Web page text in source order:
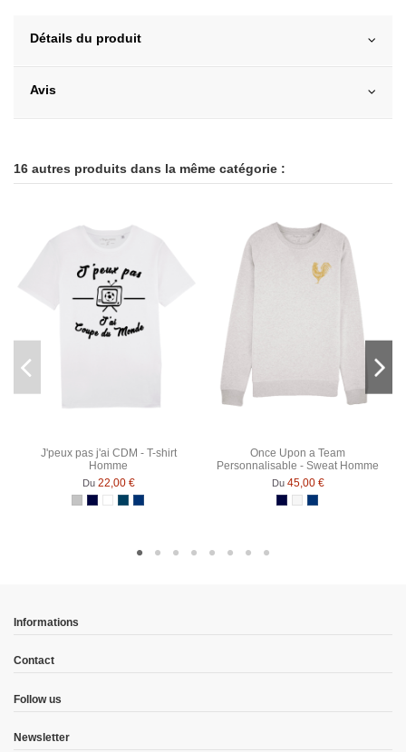
Détails du produit
Avis
16 autres produits dans la même catégorie :
J'peux pas j'ai CDM - T-shirt
Homme
Du 22,00 €
Gris Chiné
Bleu Marine
BlancDenimBleu Marine Chiné
Once Upon a Team
Personnalisable - Sweat Homme
Du 45,00 €
Bleu Marine
Blanc chiné
Bleu Marine Chiné
Informations
Contact
Follow us
Newsletter